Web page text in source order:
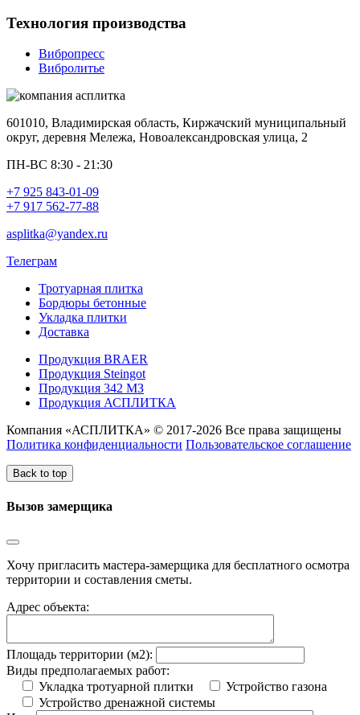
Технология производства
Вибропресс
Вибролитье
601010, Владимирская область, Киржачский муниципальный
округ, деревня Мележа, Новоалександровская улица, 2
ПН-ВС 8:30 - 21:30
+7 925 843-01-09
+7 917 562-77-88
asplitka@yandex.ru
Телеграм
Тротуарная плитка
Бордюры бетонные
Укладка плитки
Доставка
Продукция BRAER
Продукция Steingot
Продукция 342 МЗ
Продукция АСПЛИТКА
Компания «АСПЛИТКА» © 2017-2026 Все права защищены
Политика конфиденциальности Пользовательское соглашение
Back to top
Вызов замерщика
Хочу пригласить мастера-замерщика для бесплатного осмотра
территории и составления сметы.
Адрес объекта:
Площадь территории (м2):
Виды предполагаемых работ:
Укладка тротуарной плитки
Устройство газона
Устройство дренажной системы